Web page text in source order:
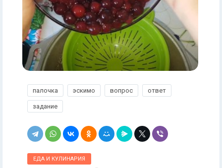
палочка эскимо вопрос ответ
задание
ЕДА И КУЛИНАРИЯ